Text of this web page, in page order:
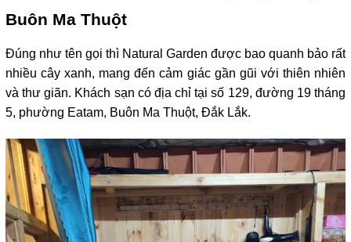
Buôn Ma Thuột
Đúng như tên gọi thì Natural Garden được bao quanh bảo rất
nhiều cây xanh, mang đến cảm giác gần gũi với thiên nhiên
và thư giãn. Khách sạn có địa chỉ tại số 129, đường 19 tháng
5, phường Eatam, Buôn Ma Thuột, Đắk Lắk.